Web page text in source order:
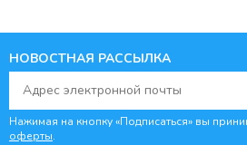
НОВОСТНАЯ РАССЫЛКА
Нажимая на кнопку «Подписаться» вы
оферты.